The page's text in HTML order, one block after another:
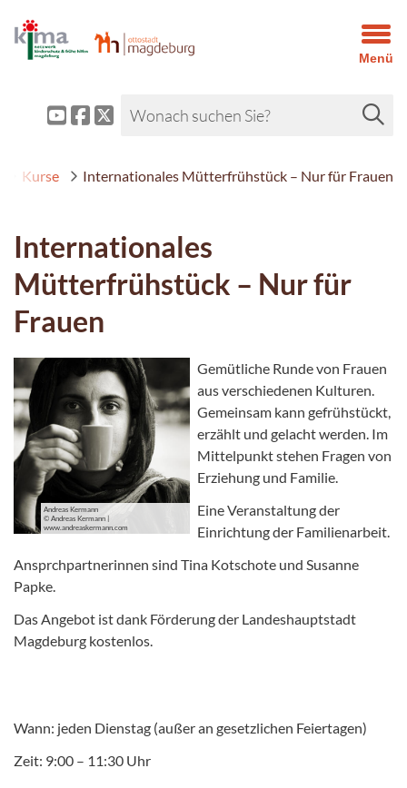
Menü
Kurse Internationales Mütterfrühstück – Nur für Frauen
Internationales
Mütterfrühstück – Nur für
Frauen
Andreas Kermann
© Andreas Kermann |
www.andreaskermann.com
Gemütliche Runde von Frauen
aus verschiedenen Kulturen.
Gemeinsam kann gefrühstückt,
erzählt und gelacht werden. Im
Mittelpunkt stehen Fragen von
Erziehung und Familie.
Eine Veranstaltung der
Einrichtung der Familienarbeit.
Ansprchpartnerinnen sind Tina Kotschote und Susanne
Papke.
Das Angebot ist dank Förderung der Landeshauptstadt
Magdeburg kostenlos.
Wann: jeden Dienstag (außer an gesetzlichen Feiertagen)
Zeit: 9:00 – 11:30 Uhr